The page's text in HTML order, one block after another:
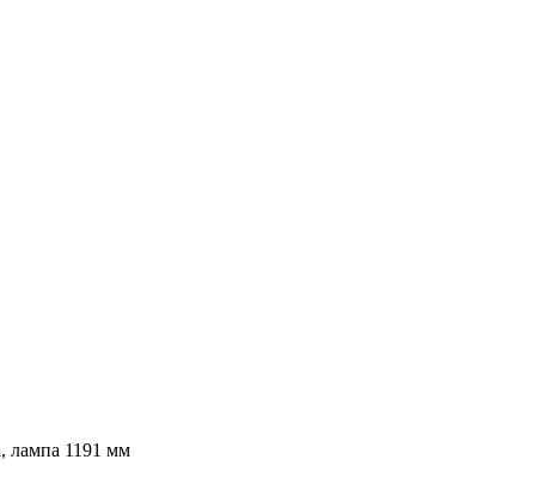
лампа 1191 мм